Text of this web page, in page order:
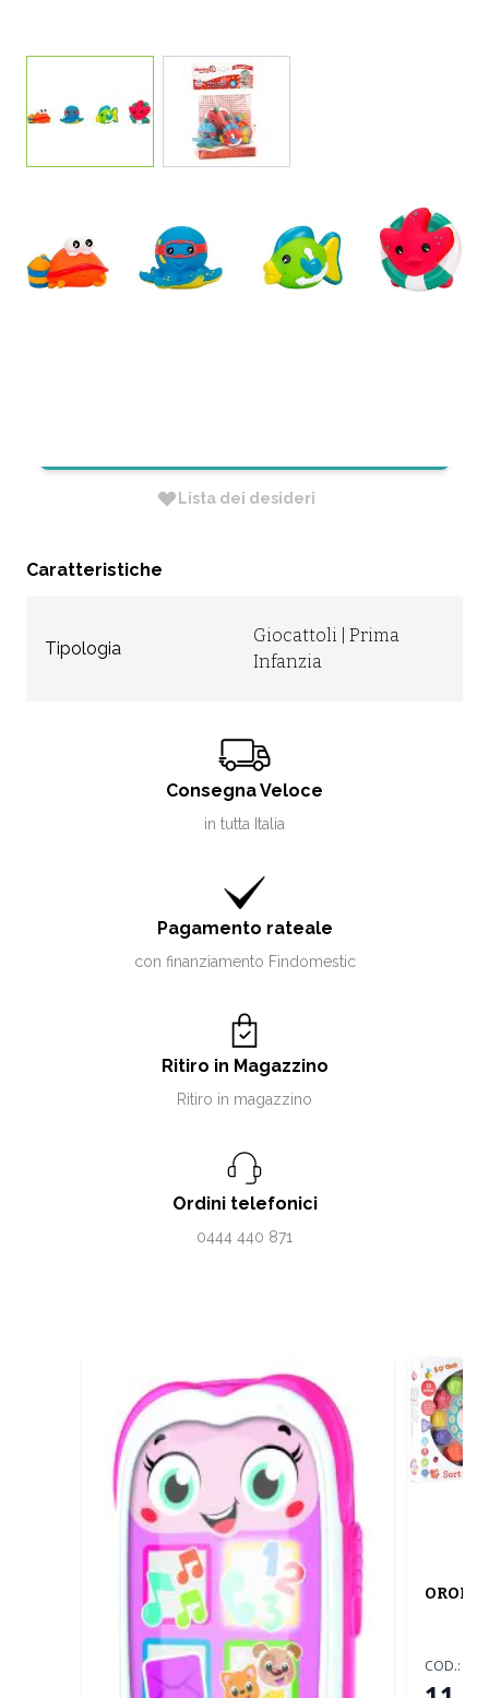
View larger imageView larger image
GOMMOLOSI ANIMALI MARINI 4
PEZZI
CODICE: 051282
Lista dei desideri
Caratteristiche
Tipologia
Giocattoli | Prima
Infanzia
Consegna Veloce
in tutta Italia
Pagamento rateale
con finanziamento Findomestic
Ritiro in Magazzino
Ritiro in magazzino
Ordini telefonici
0444 440 871
COD.: